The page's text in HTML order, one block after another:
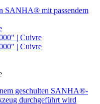
| Cuivre
| Cuivre